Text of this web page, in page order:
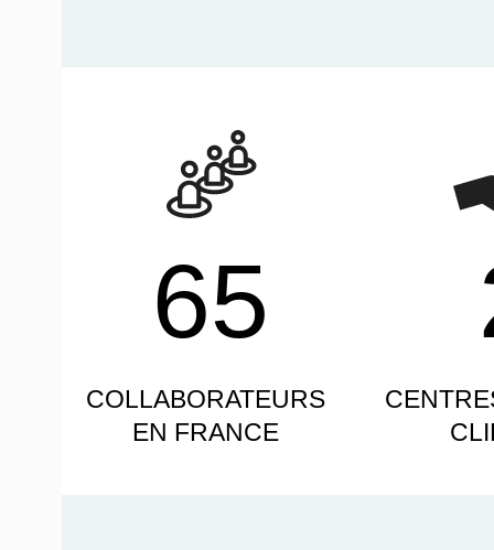
COLLABORATEURS
EN FRANCE
65